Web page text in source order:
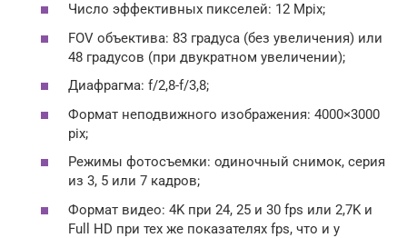
Число эффективных пикселей: 12 Mpix;
FOV объектива: 83 градуса (без увеличения) или
48 градусов (при двукратном увеличении);
Диафрагма: f/2,8-f/3,8;
Формат неподвижного изображения: 4000×3000
pix;
Режимы фотосъемки: одиночный снимок, серия
из 3, 5 или 7 кадров;
Формат видео: 4K при 24, 25 и 30 fps или 2,7K и
Full HD при тех же показателях fps, что и у